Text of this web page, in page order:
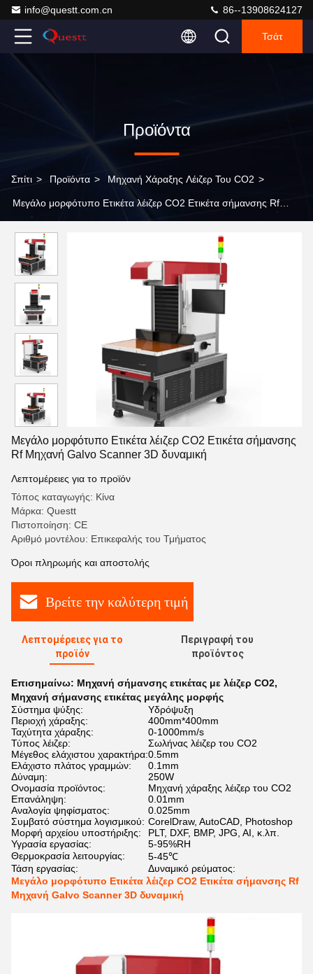
info@questt.com.cn 86--13908624127
Τσάτ
Προϊόντα
Σπίτι > Προϊόντα > Μηχανή Χάραξης Λέιζερ Του CO2 >
Μεγάλο μορφότυπο Ετικέτα λέιζερ CO2 Ετικέτα σήμανσης Rf
Μεγάλο μορφότυπο Ετικέτα λέιζερ CO2 Ετικέτα σήμανσης
Rf Μηχανή Galvo Scanner 3D δυναμική
Λεπτομέρειες για το προϊόν
Τόπος καταγωγής: Κίνα
Μάρκα: Questt
Πιστοποίηση: CE
Αριθμό μοντέλου: Επικεφαλής του Τμήματος
Όροι πληρωμής και αποστολής
Βρείτε την καλύτερη τιμή
Λεπτομέρειες για το
προϊόν
Περιγραφή του
προϊόντος
Επισημαίνω: Μηχανή σήμανσης ετικέτας με λέιζερ CO2,
Μηχανή σήμανσης ετικέτας μεγάλης μορφής
Σύστημα ψύξης:
Υδρόψυξη
Περιοχή χάραξης:
400mm*400mm
Ταχύτητα χάραξης:
0-1000mm/s
Τύπος λέιζερ:
Σωλήνας λέιζερ του CO2
Μέγεθος ελάχιστου χαρακτήρα:0.5mm
Ελάχιστο πλάτος γραμμών:
0.1mm
Δύναμη:
250W
Ονομασία προϊόντος:
Μηχανή χάραξης λέιζερ του CO2
Επανάληψη:
0.01mm
Αναλογία ψηφίσματος:
0.025mm
Συμβατό σύστημα λογισμικού: CorelDraw, AutoCAD, Photoshop
Μορφή αρχείου υποστήριξης:
PLT, DXF, BMP, JPG, AI, κ.λπ.
Υγρασία εργασίας:
5-95%RH
Θερμοκρασία λειτουργίας:
5-45℃
Τάση εργασίας:
Δυναμικό ρεύματος:
Μεγάλο μορφότυπο Ετικέτα λέιζερ CO2 Ετικέτα σήμανσης Rf
Μηχανή Galvo Scanner 3D δυναμική